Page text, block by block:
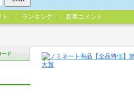
ード
ランキング 新着コメント